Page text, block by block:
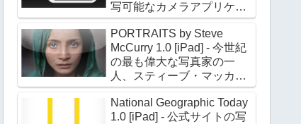
写可能なカメラアプリケー
ション
PORTRAITS by Steve
McCurry 1.0 [iPad] - 今世紀
の最も偉大な写真家の一
人、スティーブ・マッカリ
ー氏のポートレイト作品約
180点を収録
National Geographic Today
1.0 [iPad] - 公式サイトの写